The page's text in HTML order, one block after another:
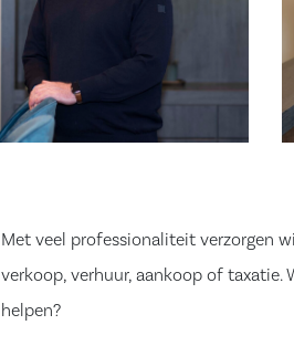
Met veel professionaliteit verzorgen
verkoop, verhuur, aankoop of taxatie.
helpen?